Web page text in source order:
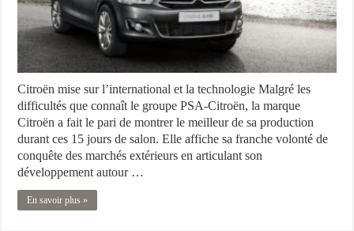
Citroën mise sur l’international et la technologie Malgré les
difficultés que connaît le groupe PSA-Citroën, la marque
Citroën a fait le pari de montrer le meilleur de sa production
durant ces 15 jours de salon. Elle affiche sa franche volonté de
conquête des marchés extérieurs en articulant son
développement autour …
En savoir plus »